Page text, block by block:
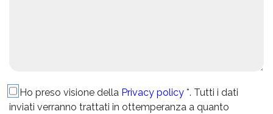
Ho preso visione della Privacy policy *. Tutti i dati
inviati verranno trattati in ottemperanza a quanto